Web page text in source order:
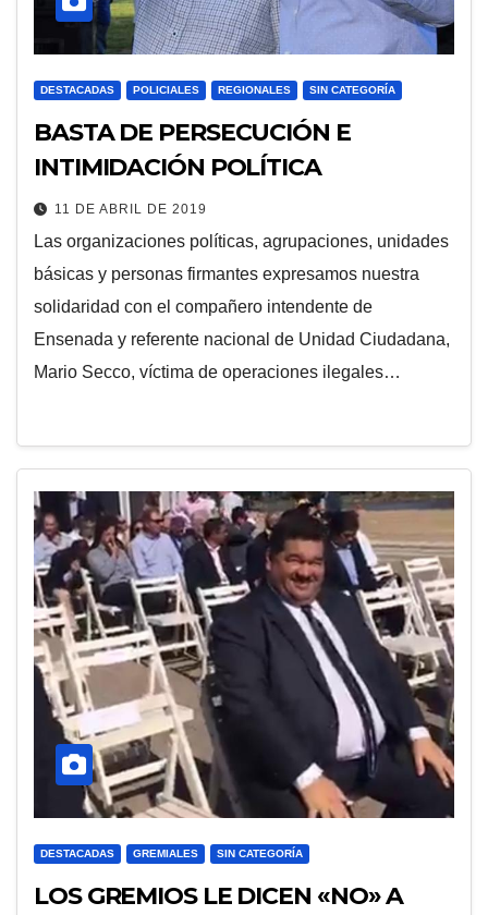
DESTACADAS POLICIALES REGIONALES SIN CATEGORÍA
BASTA DE PERSECUCIÓN E
INTIMIDACIÓN POLÍTICA
11 DE ABRIL DE 2019
Las organizaciones políticas, agrupaciones, unidades
básicas y personas firmantes expresamos nuestra
solidaridad con el compañero intendente de
Ensenada y referente nacional de Unidad Ciudadana,
Mario Secco, víctima de operaciones ilegales…
DESTACADAS GREMIALES SIN CATEGORÍA
LOS GREMIOS LE DICEN «NO» A